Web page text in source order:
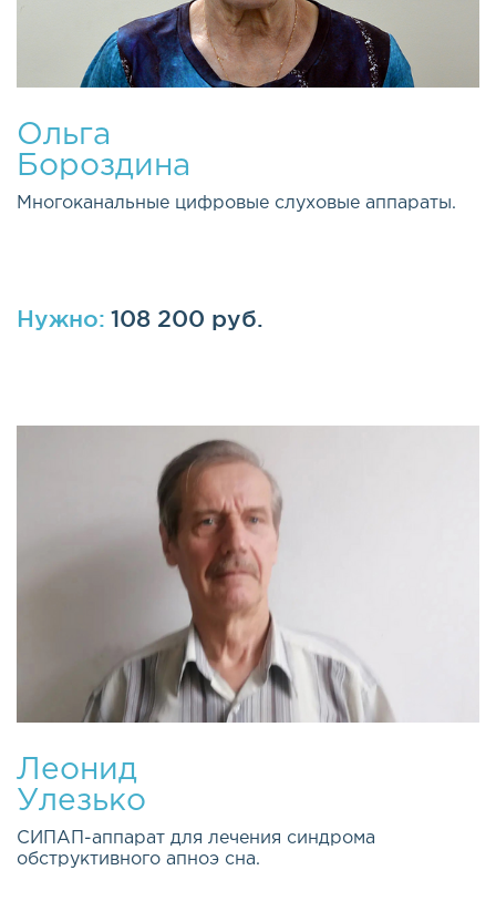
Ольга
Бороздина
Многоканальные цифровые слуховые аппараты.
Нужно: 108 200 руб.
Леонид
Улезько
СИПАП-аппарат для лечения синдрома
обструктивного апноэ сна.